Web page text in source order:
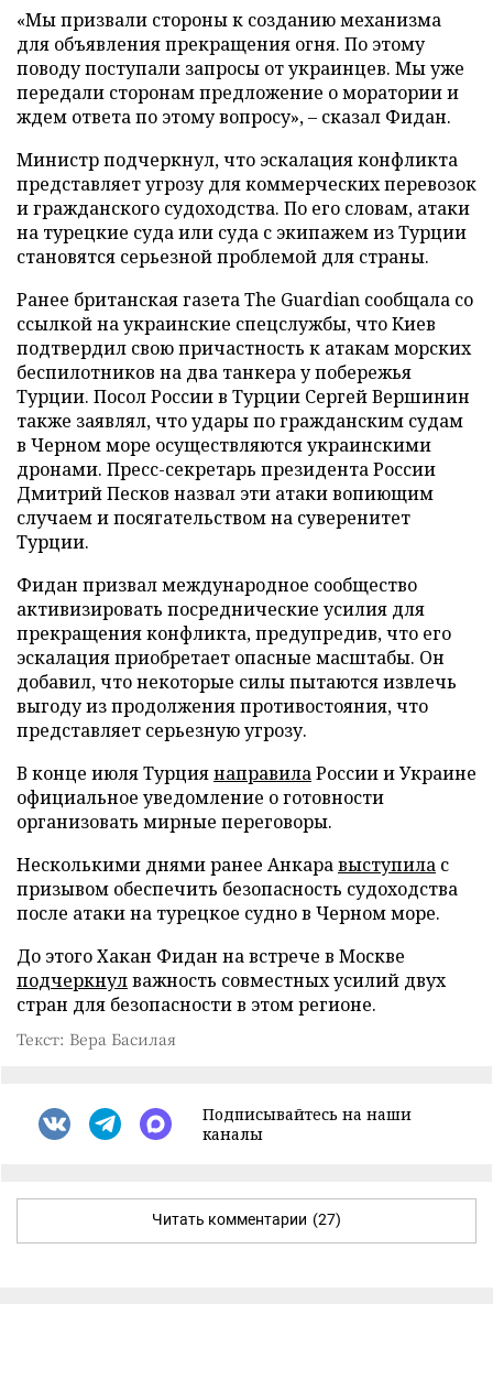
«Мы призвали стороны к созданию механизма
для объявления прекращения огня. По этому
поводу поступали запросы от украинцев. Мы уже
передали сторонам предложение о моратории и
ждем ответа по этому вопросу», – сказал Фидан.
Министр подчеркнул, что эскалация конфликта
представляет угрозу для коммерческих перевозок
и гражданского судоходства. По его словам, атаки
на турецкие суда или суда с экипажем из Турции
становятся серьезной проблемой для страны.
Ранее британская газета The Guardian сообщала со
ссылкой на украинские спецслужбы, что Киев
подтвердил свою причастность к атакам морских
беспилотников на два танкера у побережья
Турции. Посол России в Турции Сергей Вершинин
также заявлял, что удары по гражданским судам
в Черном море осуществляются украинскими
дронами. Пресс-секретарь президента России
Дмитрий Песков назвал эти атаки вопиющим
случаем и посягательством на суверенитет
Турции.
Фидан призвал международное сообщество
активизировать посреднические усилия для
прекращения конфликта, предупредив, что его
эскалация приобретает опасные масштабы. Он
добавил, что некоторые силы пытаются извлечь
выгоду из продолжения противостояния, что
представляет серьезную угрозу.
В конце июля ТурциянаправилаРоссии и Украине
официальное уведомление о готовности
организовать мирные переговоры.
Несколькими днями ранее Анкаравыступила с
призывом обеспечить безопасность судоходства
после атаки на турецкое судно в Черном море.
До этого Хакан Фидан на встрече в Москве
подчеркнулважность совместных усилий двух
стран для безопасности в этом регионе.
Текст: Вера Басилая
Подписывайтесь на наши
каналы
Читать комментарии (27)